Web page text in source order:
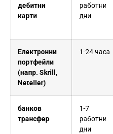
дебитни
карти
работни
дни
Електронни
портфейли
(напр. Skrill,
Neteller)
1-24 часа
банков
трансфер
1-7
работни
дни